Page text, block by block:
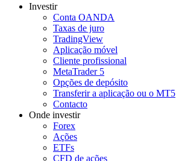
Investir
Conta OANDA
Taxas de juro
TradingView
Aplicação móvel
Cliente profissional
MetaTrader 5
Opções de depósito
Transferir a aplicação ou o MT5
Contacto
Onde investir
Forex
Ações
ETFs
CFD de ações